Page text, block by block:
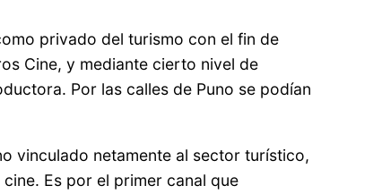
privado del turismo con el fin de
Cine, y mediante cierto nivel de
Por las calles de Puno se podían
vinculado netamente al sector turístico,
Es por el primer canal que